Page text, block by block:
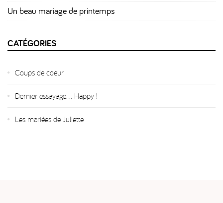
Un beau mariage de printemps
CATÉGORIES
Coups de coeur
Dernier essayage... Happy !
Les mariées de Juliette